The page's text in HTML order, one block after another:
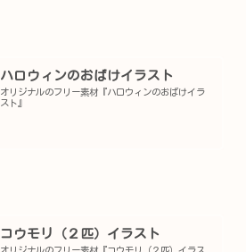
ハロウィンのおばけイラスト
オリジナルのフリー素材『ハロウィンのおばけイラ
スト』
コウモリ（２匹）イラスト
オリジナルのフリー素材『コウモリ（２匹）イラス